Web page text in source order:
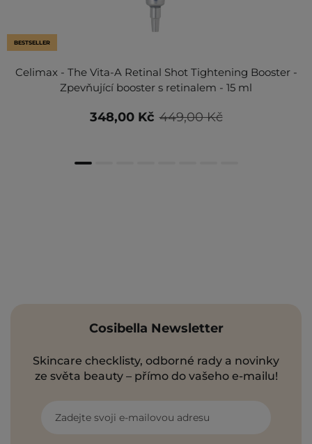
BESTSELLER
Celimax - The Vita-A Retinal Shot Tightening Booster -
Zpevňující booster s retinalem - 15 ml
449,00 Kč
348,00 Kč
Cosibella Newsletter
Skincare checklisty, odborné rady a novinky
ze světa beauty – přímo do vašeho e-mailu!
Zadejte svoji e-mailovou adresu